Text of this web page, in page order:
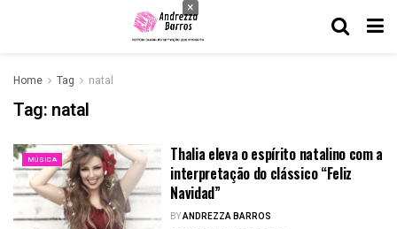
Home Tag natal
Tag: natal
MÚSICA
Thalia eleva o espírito natalino com a
interpretação do clássico “Feliz
Navidad”
BYANDREZZA BARROS
×